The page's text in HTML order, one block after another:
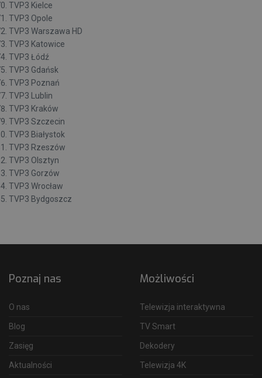
TVP3 Kielce
TVP3 Opole
TVP3 Warszawa HD
TVP3 Katowice
TVP3 Łódź
TVP3 Gdańsk
TVP3 Poznań
TVP3 Lublin
TVP3 Kraków
TVP3 Szczecin
TVP3 Białystok
TVP3 Rzeszów
TVP3 Olsztyn
TVP3 Gorzów
TVP3 Wrocław
TVP3 Bydgoszcz
Poznaj nas
O nas
Blog
Zasięg
Aktualności
Możliwości
Telewizja interaktywna
TV Smart
Dekodery
Telewizja 4K